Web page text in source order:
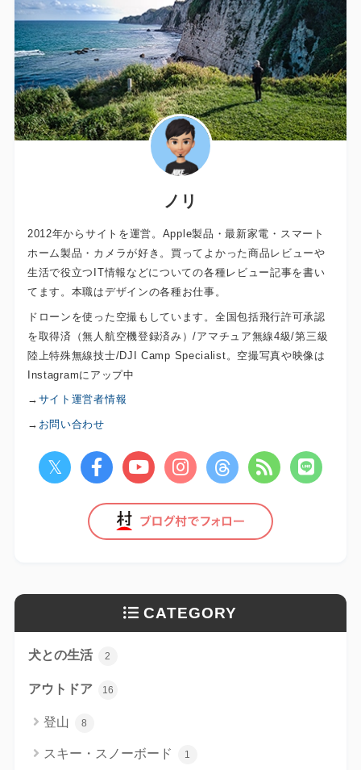
ノリ
2012年からサイトを運営。Apple製品・最新家電・スマート
ホーム製品・カメラが好き。買ってよかった商品レビューや
生活で役立つIT情報などについての各種レビュー記事を書い
てます。本職はデザインの各種お仕事。
ドローンを使った空撮もしています。全国包括飛行許可承認
を取得済（無人航空機登録済み）/アマチュア無線4級/第三級
陸上特殊無線技士/DJI Camp Specialist。空撮写真や映像は
Instagramにアップ中
→ サイト運営者情報
→ お問い合わせ
CATEGORY
犬との生活 2
アウトドア 16
登山 8
スキー・スノーボード 1